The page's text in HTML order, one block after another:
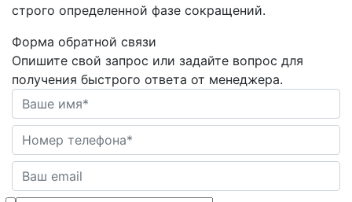
строго определенной фазе сокращений.
Форма обратной связи
Опишите свой запрос или задайте вопрос для
получения быстрого ответа от менеджера.